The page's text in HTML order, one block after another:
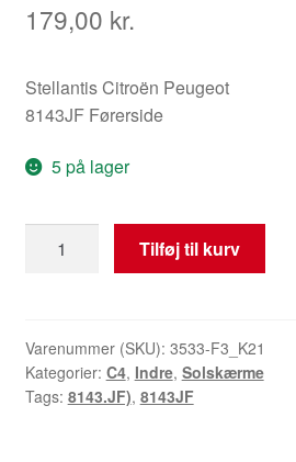
179,00 kr.
Stellantis Citroën Peugeot
8143JF Førerside
5 på lager
Solskærm
8143JF
antal
Tilføj til kurv
Varenummer (SKU): 3533-F3_K21
Kategorier: C4, Indre, Solskærme
Tags: 8143.JF), 8143JF